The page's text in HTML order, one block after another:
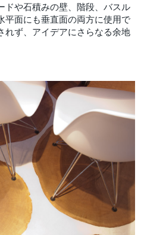
ドや石積みの壁、階段、バスル
平面にも垂直面の両方に使用で
れず、アイデアにさらなる余地